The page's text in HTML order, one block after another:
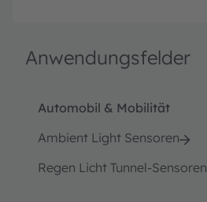
Anwendungsfelder
Automobil & Mobilität
Ambient Light Sensoren
Regen Licht Tunnel-Sensoren